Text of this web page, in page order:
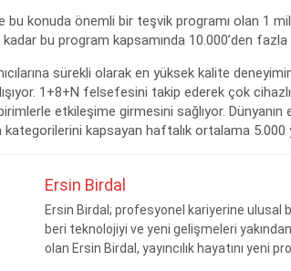
bu konuda önemli bir teşvik programı olan 1
bu program kapsamında 10.000’den
sürekli olarak en yüksek kalite
1+8+N felsefesini takip ederek çok
etkileşime girmesini sağlıyor.
kapsayan haftalık ortalama 5.000
Ersin Birdal
Ersin Birdal; profesyonel kariyerine ulusal
beri teknolojiyi ve yeni gelişmeleri
olan Ersin Birdal, yayıncılık hayatını yeni